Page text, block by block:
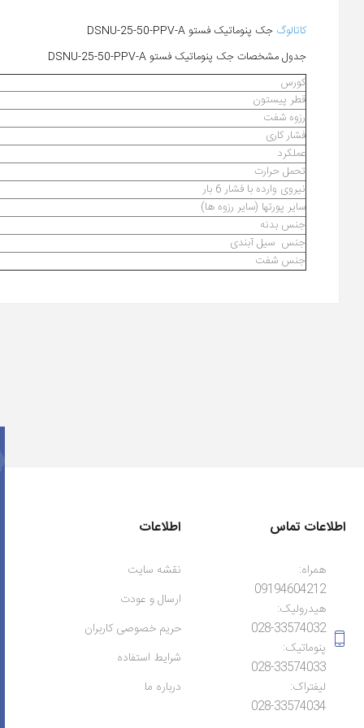
کاتالوگ جک پنوماتیک فستو DSNU-25-50-PPV-A
جدول مشخصات جک پنوماتیک فستو DSNU-25-50-PPV-A
کورس
قطر پیستون
رزوه شفت
فشار کاری
عملکرد
تحمل حرارت
نیروی وارده با فشار 6 بار
سایر پورتها (سایر رزوه ها)
جنس بدنه
جنس سیل آبندی
جنس شفت
اطلاعات تماس
همراه:
09194604212
هیدرولیک:
028-33574032
پنوماتیک:
028-33574033
لیفتراک:
028-33574034
اطلاعات
نقشه سایت
ارسال و عودت
حریم خصوصی کاربران
شرایط استفاده
درباره ما